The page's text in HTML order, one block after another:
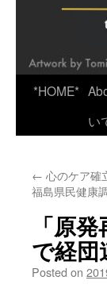
*HOME*
い
← 心のケア
福島県民健康
「原
で経
Posted on